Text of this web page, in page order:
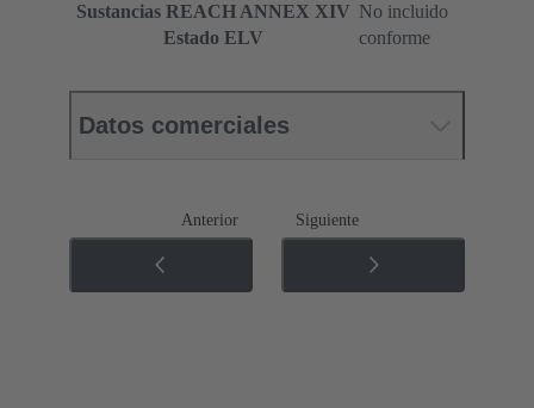
Sustancias REACH ANNEX XIV No incluido
Estado ELV
conforme
Datos comerciales
Anterior Siguiente